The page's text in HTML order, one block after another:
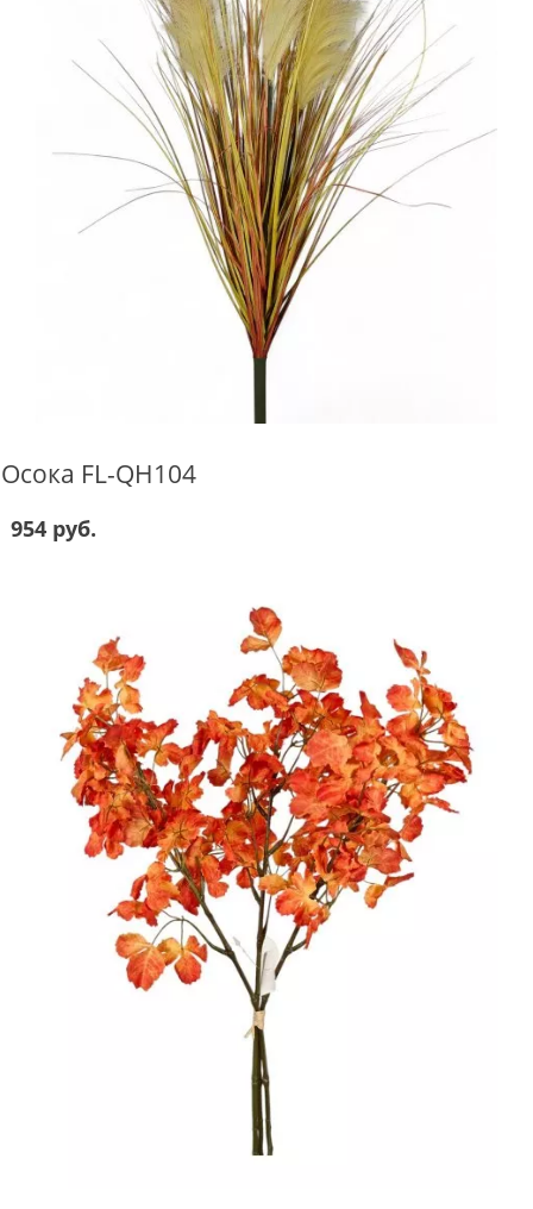
Осока FL-QH104
954 руб.